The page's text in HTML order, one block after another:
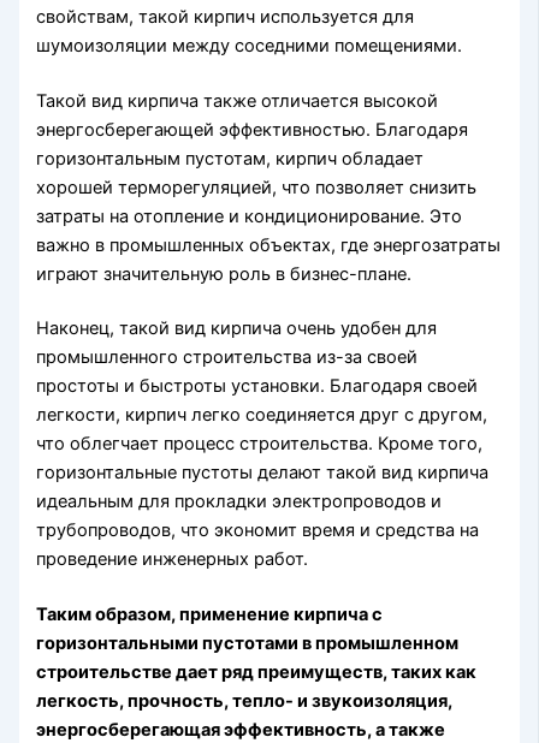
свойствам, такой кирпич используется для
шумоизоляции между соседними помещениями.
Такой вид кирпича также отличается высокой
энергосберегающей эффективностью. Благодаря
горизонтальным пустотам, кирпич обладает
хорошей терморегуляцией, что позволяет снизить
затраты на отопление и кондиционирование. Это
важно в промышленных объектах, где энергозатраты
играют значительную роль в бизнес-плане.
Наконец, такой вид кирпича очень удобен для
промышленного строительства из-за своей
простоты и быстроты установки. Благодаря своей
легкости, кирпич легко соединяется друг с другом,
что облегчает процесс строительства. Кроме того,
горизонтальные пустоты делают такой вид кирпича
идеальным для прокладки электропроводов и
трубопроводов, что экономит время и средства на
проведение инженерных работ.
Таким образом, применение кирпича с
горизонтальными пустотами в промышленном
строительстве дает ряд преимуществ, таких как
легкость, прочность, тепло- и звукоизоляция,
энергосберегающая эффективность, а также